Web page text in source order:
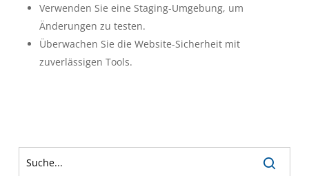
Verwenden Sie eine Staging-Umgebung, um
Änderungen zu testen.
Überwachen Sie die Website-Sicherheit mit
zuverlässigen Tools.